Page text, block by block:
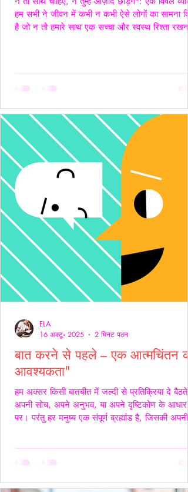
हम सभी ने जीवन में कभी न कभी ऐसे लोगों का सामना
है जो न तो हमारे साथ एक सच्चा और स्वस्थ रिश्ता रखना
अक्सर "Toxic", यानी विषैले व्यवहार के उदाहरण होते हैं,
बात करने से पहले – एक आत्मचिंतन की
आवश्यकता"
हम अक्सर किसी बातचीत में जल्दी से प्रतिक्रिया दे बैठते
अपनी सोच, अपने अनुभव, या अपने दृष्टिकोण के आधार
पर। परंतु हर मनुष्य एक संपूर्ण ब्रह्मांड है, जिसकी अपनी
केवल ध्वनियाँ नहीं होते; वे असर डालते हैं कभी सान्त्वना
हैं, कभी चोट। हर व्यक्ति की अपनी 'दुनिया' होती है हम
ELA
16 अक्टू॰ 2025
2 मिनट पठन